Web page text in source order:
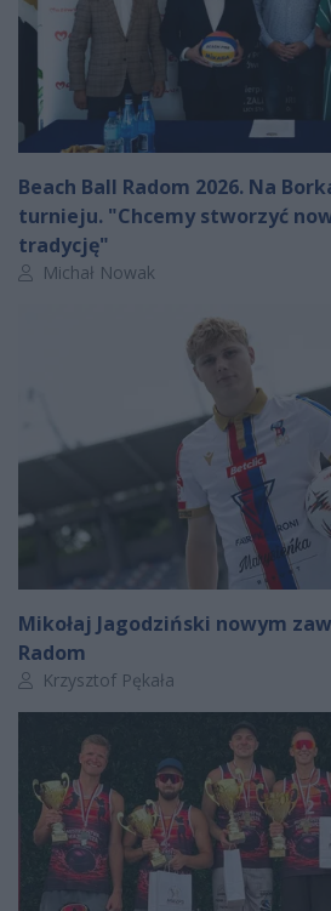
Beach Ball Radom 2026. Na
turnieju. "Chcemy stworzyć
tradycję"
Autor artykułu:
Michał Nowak
Mikołaj Jagodziński nowym
Radom
Autor artykułu:
Krzysztof Pękała